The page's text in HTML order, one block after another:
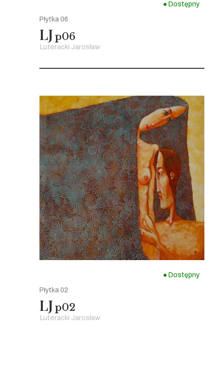
● Dostępny
Płytka 06
LJp06
Luteracki Jarosław
● Dostępny
Płytka 02
LJp02
Luteracki Jarosław